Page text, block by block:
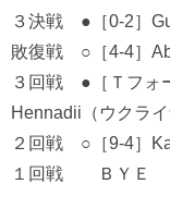
３決戦 ●［0-2］
敗復戦 ○［4-4］
３回戦 ●［Ｔフォ
Hennadii（ウクライ
２回戦 ○［9-4］
１回戦 ＢＹＥ